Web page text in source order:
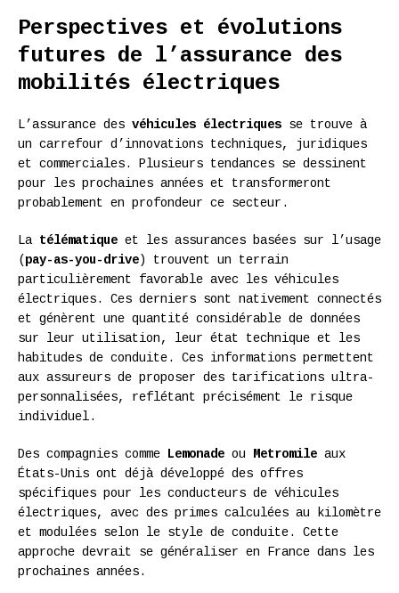
Perspectives et évolutions
futures de l’assurance des
mobilités électriques
L’assurance des véhicules électriques se trouve à
un carrefour d’innovations techniques, juridiques
et commerciales. Plusieurs tendances se dessinent
pour les prochaines années et transformeront
probablement en profondeur ce secteur.
La télématique et les assurances basées sur l’usage
(pay-as-you-drive) trouvent un terrain
particulièrement favorable avec les véhicules
électriques. Ces derniers sont nativement connectés
et génèrent une quantité considérable de données
sur leur utilisation, leur état technique et les
habitudes de conduite. Ces informations permettent
aux assureurs de proposer des tarifications ultra-
personnalisées, reflétant précisément le risque
individuel.
Des compagnies comme Lemonade ou Metromile aux
États-Unis ont déjà développé des offres
spécifiques pour les conducteurs de véhicules
électriques, avec des primes calculées au kilomètre
et modulées selon le style de conduite. Cette
approche devrait se généraliser en France dans les
prochaines années.